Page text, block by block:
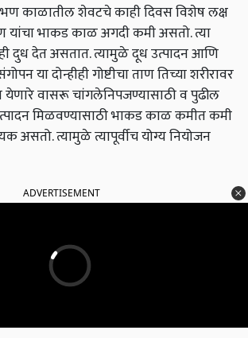
काळातील शेवटचे काही दिवस विशेष लक्ष
यांचा भाकड काळ अगदी कमी असतो.त्या
दुध देत असतात.त्यामुळे दूध उत्पादन आणि
या दोन्हीही गोष्टीचा ताण तिच्या शरीरावर
येणारे वासरू चांगलेनिपजण्यासाठी व पुढील
मिळवण्यासाठी भाकड काळ कमीत कमी
असतो.त्यामुळे त्यापूर्वीच योग्य नियोजन
ADVERTISEMENT